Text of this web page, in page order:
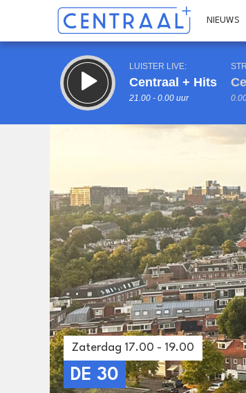
NIEUWS
LUISTER LIVE:
Centraal + Hits
21.00 - 0.00 uur
Inklappen
Zaterdag 17.00 - 19.00
DE 30